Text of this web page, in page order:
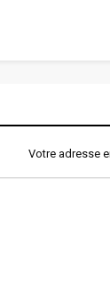
Votre adresse